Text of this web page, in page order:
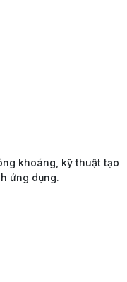
khoáng, kỹ thuật tạo
ứng dụng.